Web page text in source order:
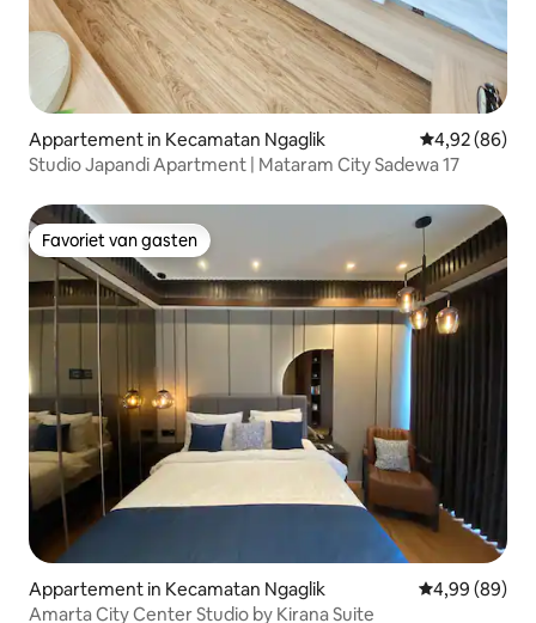
Appartement in Kecamatan Ngaglik Gemiddelde
4,92 (86)
Studio Japandi Apartment | Mataram City Sadewa 17
Favoriet van gasten
Favoriet van gasten
Appartement in Kecamatan Ngaglik Gemiddelde
4,99 (89)
Amarta City Center Studio by Kirana Suite